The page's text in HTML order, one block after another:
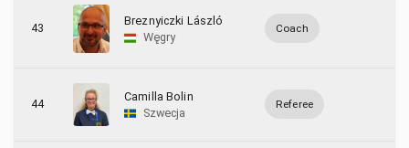
43
Breznyiczki László
Węgry
Coach
44
Camilla Bolin
Szwecja
Referee